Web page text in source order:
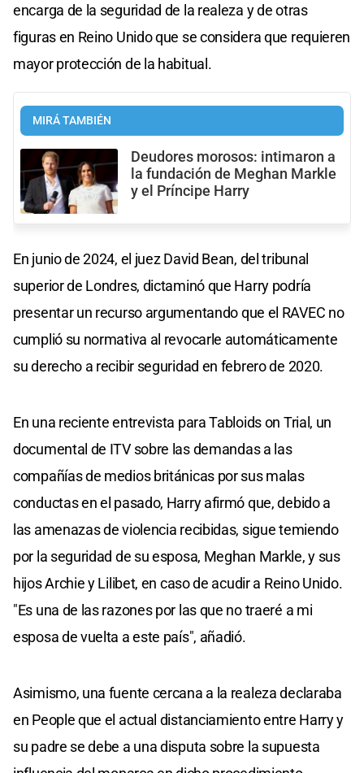
encarga de la seguridad de la realeza y de otras
figuras en Reino Unido que se considera que requieren
mayor protección de la habitual.
MIRÁ TAMBIÉN
Deudores morosos: intimaron a
la fundación de Meghan Markle
y el Príncipe Harry
En junio de 2024, el juez David Bean, del tribunal
superior de Londres, dictaminó que Harry podría
presentar un recurso argumentando que el RAVEC no
cumplió su normativa al revocarle automáticamente
su derecho a recibir seguridad en febrero de 2020.
En una reciente entrevista para Tabloids on Trial, un
documental de ITV sobre las demandas a las
compañías de medios británicas por sus malas
conductas en el pasado, Harry afirmó que, debido a
las amenazas de violencia recibidas, sigue temiendo
por la seguridad de su esposa, Meghan Markle, y sus
hijos Archie y Lilibet, en caso de acudir a Reino Unido.
"Es una de las razones por las que no traeré a mi
esposa de vuelta a este país", añadió.
Asimismo, una fuente cercana a la realeza declaraba
en People que el actual distanciamiento entre Harry y
su padre se debe a una disputa sobre la supuesta